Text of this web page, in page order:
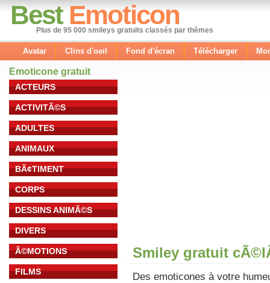
Best Emoticon
Plus de 95 000 smileys gratuits classés par thèmes
Avatar Clins d'oeil Fond d'écran Télécharger
Emoticone gratuit
ACTEURS
ACTIVITÃ©S
ADULTES
ANIMAUX
BÃ¢TIMENT
CORPS
DESSINS ANIMÃ©S
DIVERS
Ã©MOTIONS
FILMS
Smiley gratuit
Des emoticones à votre